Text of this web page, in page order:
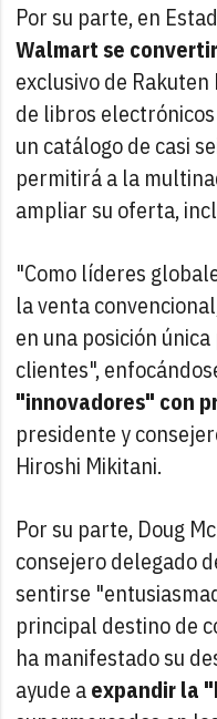
Por su parte, en
Walmart se
exclusivo de
de libros
un catálogo de casi
permitirá a la
ampliar su oferta,
"Como líderes
la venta
en una posición
clientes",
"innovadores" con
presidente y
Hiroshi Mikitani.
Por su parte, Doug
consejero delegado
sentirse
principal destino de
ha manifestado su
ayude aexpandir la